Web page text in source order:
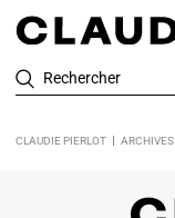
Rechercher
CLAUDIE PIERLOT ARCHIVES